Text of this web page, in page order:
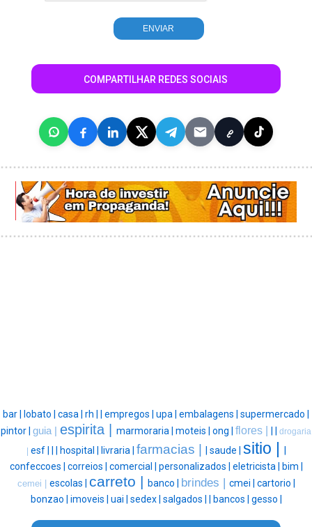
COMPARTILHAR REDES SOCIAIS
bar | lobato | casa | rh | empregos | upa | embalagens | supermercado |
pintor | guia | espirita | marmoraria | moteis | ong | flores |
drogaria
esf | hospital | livraria | farmacias | saude | sitio |
confeccoes | correios | comercial | personalizados | eletricista | bim |
cemei | escolas | carreto | banco | brindes | cmei | cartorio |
bonzao | imoveis | uai | sedex | salgados | bancos | gesso |